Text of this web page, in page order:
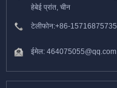
हेबेई प्रांत, चीन
टेलीफोन:+86-15716875735
ईमेल: 464075055@qq.com